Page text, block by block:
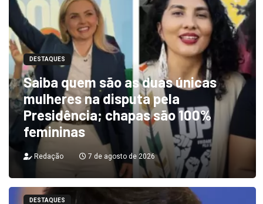
DESTAQUES
Saiba quem são as duas únicas
mulheres na disputa pela
Presidência; chapas são 100%
femininas
Redação 7 de agosto de 2026
DESTAQUES